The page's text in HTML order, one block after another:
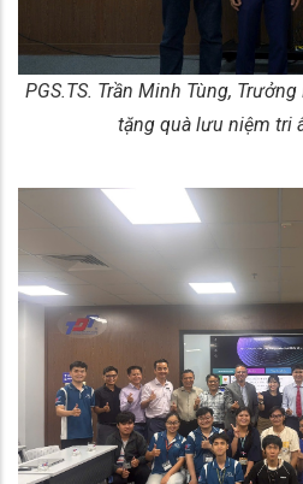
PGS.TS. Trần Minh Tùng,
tặng quà lưu niệm tri